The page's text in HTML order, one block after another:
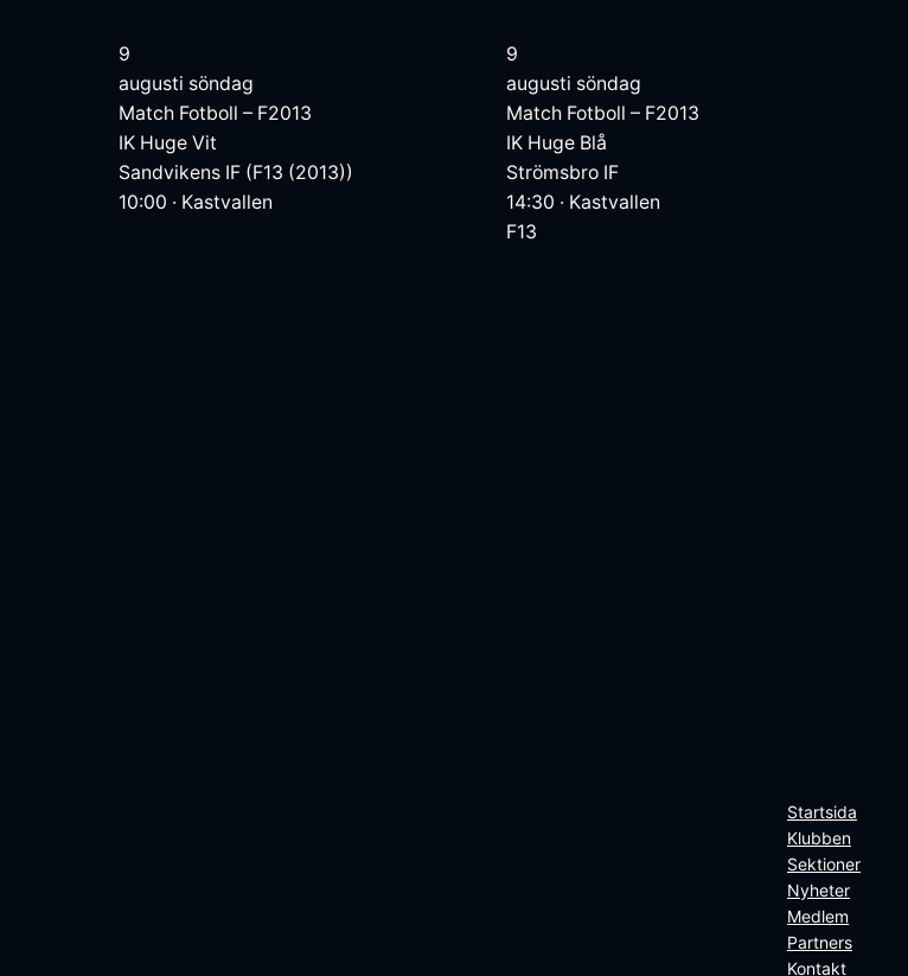
9
augusti söndag
Match Fotboll – F2013
IK Huge Vit
Sandvikens IF (F13 (2013))
10:00 · Kastvallen
9
augusti söndag
Match Fotboll – F2013
IK Huge Blå
Strömsbro IF
14:30 · Kastvallen
F13
Startsida
Klubben
Sektioner
Nyheter
Medlem
Partners
Kontakt